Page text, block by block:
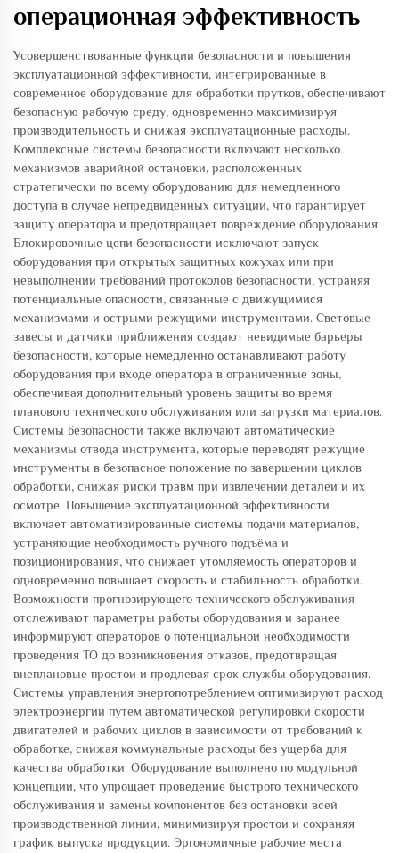
операционная эффективность
Усовершенствованные функции безопасности и повышения
эксплуатационной эффективности, интегрированные в
современное оборудование для обработки прутков, обеспечивают
безопасную рабочую среду, одновременно максимизируя
производительность и снижая эксплуатационные расходы.
Комплексные системы безопасности включают несколько
механизмов аварийной остановки, расположенных
стратегически по всему оборудованию для немедленного
доступа в случае непредвиденных ситуаций, что гарантирует
защиту оператора и предотвращает повреждение оборудования.
Блокировочные цепи безопасности исключают запуск
оборудования при открытых защитных кожухах или при
невыполнении требований протоколов безопасности, устраняя
потенциальные опасности, связанные с движущимися
механизмами и острыми режущими инструментами. Световые
завесы и датчики приближения создают невидимые барьеры
безопасности, которые немедленно останавливают работу
оборудования при входе оператора в ограниченные зоны,
обеспечивая дополнительный уровень защиты во время
планового технического обслуживания или загрузки материалов.
Системы безопасности также включают автоматические
механизмы отвода инструмента, которые переводят режущие
инструменты в безопасное положение по завершении циклов
обработки, снижая риски травм при извлечении деталей и их
осмотре. Повышение эксплуатационной эффективности
включает автоматизированные системы подачи материалов,
устраняющие необходимость ручного подъёма и
позиционирования, что снижает утомляемость операторов и
одновременно повышает скорость и стабильность обработки.
Возможности прогнозирующего технического обслуживания
отслеживают параметры работы оборудования и заранее
информируют операторов о потенциальной необходимости
проведения ТО до возникновения отказов, предотвращая
внеплановые простои и продлевая срок службы оборудования.
Системы управления энергопотреблением оптимизируют расход
электроэнергии путём автоматической регулировки скорости
двигателей и рабочих циклов в зависимости от требований к
обработке, снижая коммунальные расходы без ущерба для
качества обработки. Оборудование выполнено по модульной
концепции, что упрощает проведение быстрого технического
обслуживания и замены компонентов без остановки всей
производственной линии, минимизируя простои и сохраняя
график выпуска продукции. Эргономичные рабочие места